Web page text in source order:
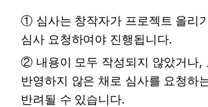
① 심사는 창작자가 프로젝트 올리
심사 요청하여야 진행됩니다.
② 내용이 모두 작성되지 않았거나,
반영하지 않은 채로 심사를 요청하
반려될 수 있습니다.